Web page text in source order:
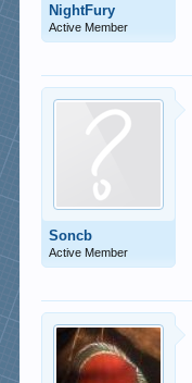
NightFury
Active Member
Soncb
Active Member